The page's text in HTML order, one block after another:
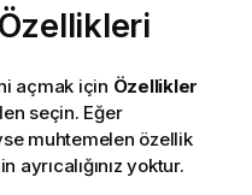
açmak için Özellikler
seçin. Eğer
muhtemelen özellik
yoktur.